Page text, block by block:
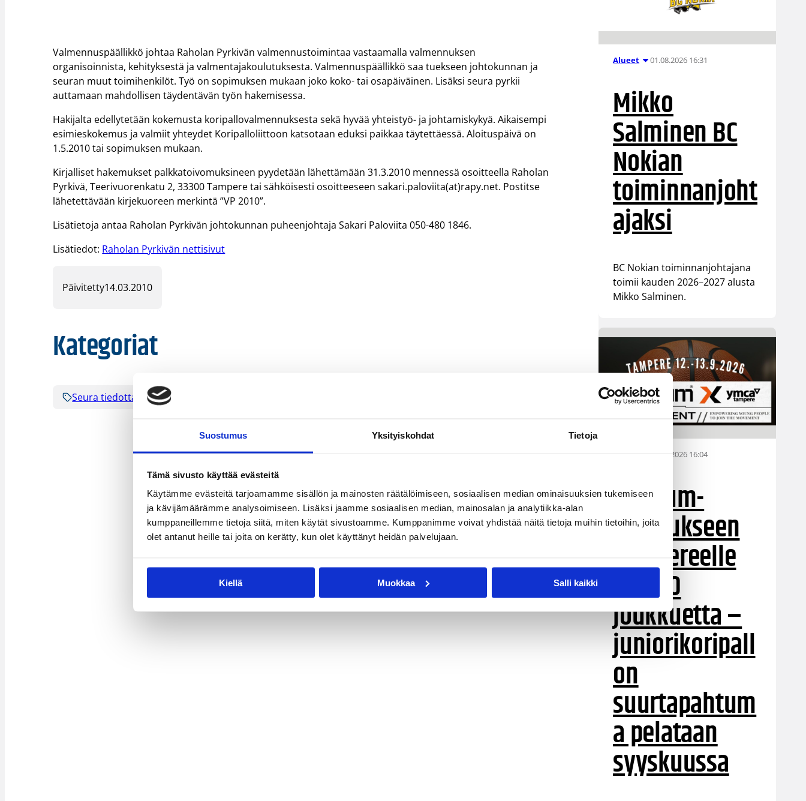
Suostumus Yksityiskohdat Tietoja
Tämä sivusto käyttää evästeitä
Käytämme evästeitä tarjoamamme sisällön ja mainosten räätälöimiseen, sosiaalisen median ominaisuuksien tukemiseen
ja kävijämäärämme analysoimiseen. Lisäksi jaamme sosiaalisen median, mainosalan ja analytiikka-alan
kumppaneillemme tietoja siitä, miten käytät sivustoamme. Kumppanimme voivat yhdistää näitä tietoja muihin tietoihin, joita
olet antanut heille tai joita on kerätty, kun olet käyttänyt heidän palvelujaan.
Kiellä Muokkaa Salli kaikki
Valmennuspäällikkö johtaa Raholan Pyrkivän valmennustoimintaa vastaamalla valmennuksen
organisoinnista, kehityksestä ja valmentajakoulutuksesta. Valmennuspäällikkö saa tuekseen johtokunnan ja
seuran muut toimihenkilöt. Työ on sopimuksen mukaan joko koko- tai osapäiväinen. Lisäksi seura pyrkii
auttamaan mahdollisen täydentävän työn hakemisessa.
Hakijalta edellytetään kokemusta koripallovalmennuksesta sekä hyvää yhteistyö- ja johtamiskykyä. Aikaisempi
esimieskokemus ja valmiit yhteydet Koripalloliittoon katsotaan eduksi paikkaa täytettäessä. Aloituspäivä on
1.5.2010 tai sopimuksen mukaan.
Kirjalliset hakemukset palkkatoivomuksineen pyydetään lähettämään 31.3.2010 mennessä osoitteella Raholan
Pyrkivä, Teerivuorenkatu 2, 33300 Tampere tai sähköisesti osoitteeseen sakari.paloviita(at)rapy.net. Postitse
lähetettävään kirjekuoreen merkintä ”VP 2010”.
Lisätietoja antaa Raholan Pyrkivän johtokunnan puheenjohtaja Sakari Paloviita 050-480 1846.
Lisätiedot: Raholan Pyrkivän nettisivut
Päivitetty14.03.2010
Kategoriat
Seura tiedottaa Valmentajat
Alueet 01.08.2026 16:31
Mikko
Salminen BC
Nokian
toiminnanjoht
ajaksi
BC Nokian toiminnanjohtajana
toimii kauden 2026–2027 alusta
Mikko Salminen.
28.07.2026 16:04
Stadium-
turnaukseen
Tampereelle
yli 200
joukkuetta –
juniorikoripall
on
suurtapahtum
a pelataan
syyskuussa